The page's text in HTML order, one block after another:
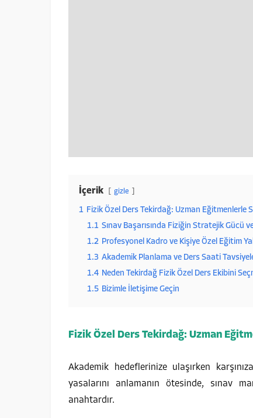
İçerik gizle
1 Fizik Özel Ders Tekirdağ: Uzman Eğitmenlerle
1.1 Sınav Başarısında Fiziğin Stratejik Gücü
1.2 Profesyonel Kadro ve Kişiye Özel Eğitim
1.3 Akademik Planlama ve Ders Saati
1.4 Neden Tekirdağ Fizik Özel Ders Ekibini
1.5 Bizimle İletişime Geçin
Fizik Özel Ders Tekirdağ: Uzman
Akademik hedeflerinize ulaşırken
yasalarını anlamanın ötesinde, sınav
anahtardır.